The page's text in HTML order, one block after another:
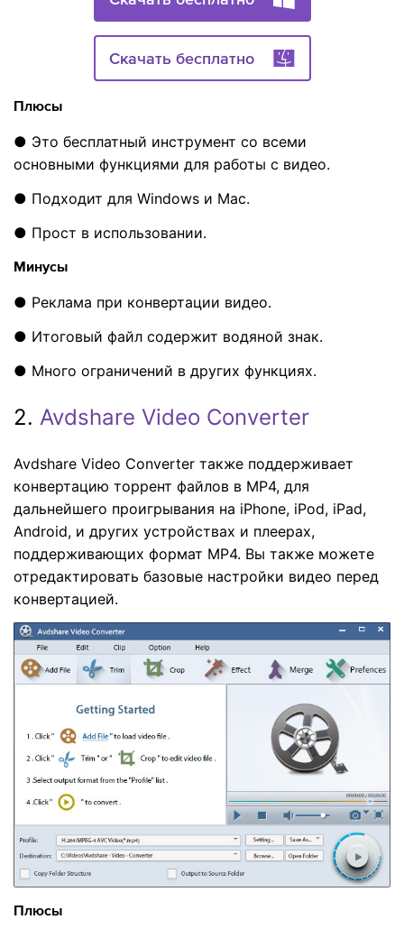
Скачать бесплатно
Плюсы
● Это бесплатный инструмент со всеми
основными функциями для работы с видео.
● Подходит для Windows и Mac.
● Прост в использовании.
Минусы
● Реклама при конвертации видео.
● Итоговый файл содержит водяной знак.
● Много ограничений в других функциях.
2. Avdshare Video Converter
Avdshare Video Converter также поддерживает
конвертацию торрент файлов в MP4, для
дальнейшего проигрывания на iPhone, iPod, iPad,
Android, и других устройствах и плеерах,
поддерживающих формат MP4. Вы также можете
отредактировать базовые настройки видео перед
конвертацией.
Плюсы